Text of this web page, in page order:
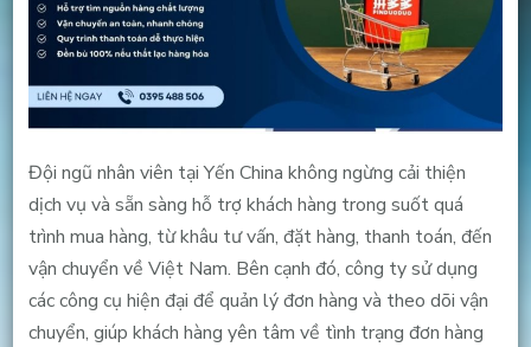
Đội ngũ nhân viên tại Yến China không ngừng cải thiện
dịch vụ và sẵn sàng hỗ trợ khách hàng trong suốt quá
trình mua hàng, từ khâu tư vấn, đặt hàng, thanh toán, đến
vận chuyển về Việt Nam. Bên cạnh đó, công ty sử dụng
các công cụ hiện đại để quản lý đơn hàng và theo dõi vận
chuyển, giúp khách hàng yên tâm về tình trạng đơn hàng